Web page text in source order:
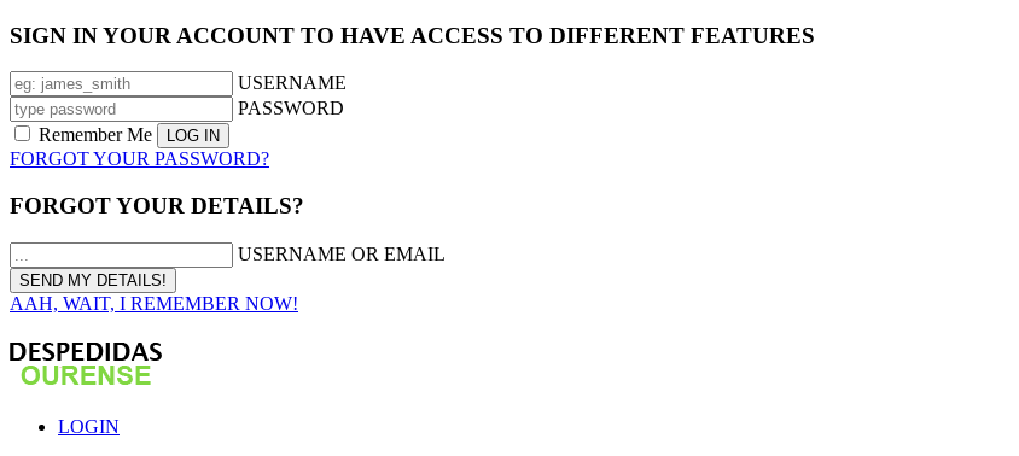
SIGN IN YOUR ACCOUNT TO HAVE ACCESS TO DIFFERENT FEATURES
USERNAME
PASSWORD
Remember Me
FORGOT YOUR PASSWORD?
FORGOT YOUR DETAILS?
USERNAME OR EMAIL
AAH, WAIT, I REMEMBER NOW!
LOGIN